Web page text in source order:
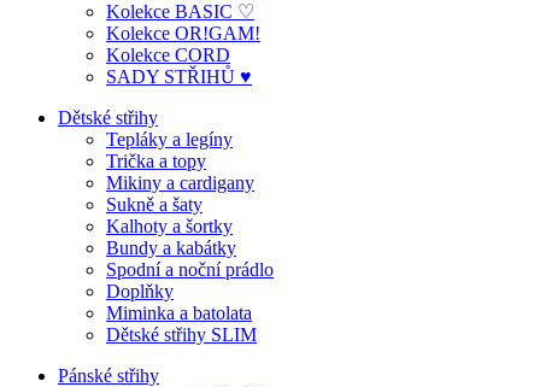
Kolekce BASIC ♡
Kolekce OR!GAM!
Kolekce CORD
SADY STŘIHŮ ♥
Dětské střihy
Tepláky a legíny
Trička a topy
Mikiny a cardigany
Sukně a šaty
Kalhoty a šortky
Bundy a kabátky
Spodní a noční prádlo
Doplňky
Miminka a batolata
Dětské střihy SLIM
Pánské střihy